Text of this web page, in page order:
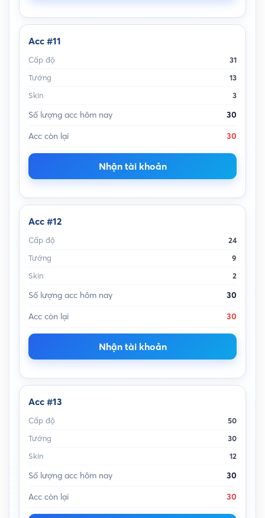
Acc #11
Cấp độ
31
Tướng
13
Skin
3
Số lượng acc hôm nay
30
Acc còn lại
30
Nhận tài khoản
Acc #12
Cấp độ
24
Tướng
9
Skin
2
Số lượng acc hôm nay
30
Acc còn lại
30
Nhận tài khoản
Acc #13
Cấp độ
50
Tướng
30
Skin
12
Số lượng acc hôm nay
30
Acc còn lại
30